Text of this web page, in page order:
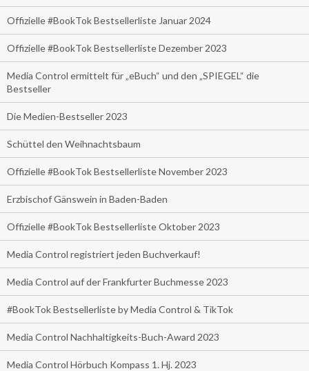
Offizielle #BookTok Bestsellerliste Januar 2024
Offizielle #BookTok Bestsellerliste Dezember 2023
Media Control ermittelt für „eBuch“ und den „SPIEGEL“ die
Bestseller
Die Medien-Bestseller 2023
Schüttel den Weihnachtsbaum
Offizielle #BookTok Bestsellerliste November 2023
Erzbischof Gänswein in Baden-Baden
Offizielle #BookTok Bestsellerliste Oktober 2023
Media Control registriert jeden Buchverkauf!
Media Control auf der Frankfurter Buchmesse 2023
#BookTok Bestsellerliste by Media Control & TikTok
Media Control Nachhaltigkeits-Buch-Award 2023
Media Control Hörbuch Kompass 1. Hj. 2023